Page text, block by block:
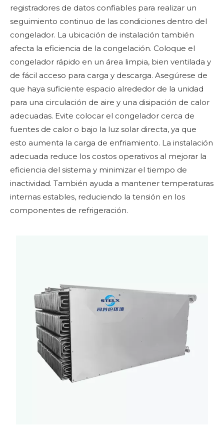
registradores de datos confiables para realizar un
seguimiento continuo de las condiciones dentro del
congelador. La ubicación de instalación también
afecta la eficiencia de la congelación. Coloque el
congelador rápido en un área limpia, bien ventilada y
de fácil acceso para carga y descarga. Asegúrese de
que haya suficiente espacio alrededor de la unidad
para una circulación de aire y una disipación de calor
adecuadas. Evite colocar el congelador cerca de
fuentes de calor o bajo la luz solar directa, ya que
esto aumenta la carga de enfriamiento. La instalación
adecuada reduce los costos operativos al mejorar la
eficiencia del sistema y minimizar el tiempo de
inactividad. También ayuda a mantener temperaturas
internas estables, reduciendo la tensión en los
componentes de refrigeración.